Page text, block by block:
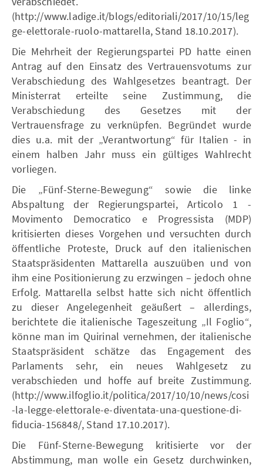
(http://www.ladige.it/blogs/editoriali/2017/10/15/leg
ge-elettorale-ruolo-mattarella, Stand 18.10.2017).
Die Mehrheit der Regierungspartei PD hatte einen
Antrag auf den Einsatz des Vertrauensvotums zur
Verabschiedung des Wahlgesetzes beantragt. Der
Ministerrat erteilte seine Zustimmung, die
Verabschiedung des Gesetzes mit der
Vertrauensfrage zu verknüpfen. Begründet wurde
dies u.a. mit der „Verantwortung“ für Italien - in
einem halben Jahr muss ein gültiges Wahlrecht
vorliegen.
Die „Fünf-Sterne-Bewegung“ sowie die linke
Abspaltung der Regierungspartei, Articolo 1 -
Movimento Democratico e Progressista (MDP)
kritisierten dieses Vorgehen und versuchten durch
öffentliche Proteste, Druck auf den italienischen
Staatspräsidenten Mattarella auszuüben und von
ihm eine Positionierung zu erzwingen – jedoch ohne
Erfolg. Mattarella selbst hatte sich nicht öffentlich
zu dieser Angelegenheit geäußert – allerdings,
berichtete die italienische Tageszeitung „Il Foglio“,
könne man im Quirinal vernehmen, der italienische
Staatspräsident schätze das Engagement des
Parlaments sehr, ein neues Wahlgesetz zu
verabschieden und hoffe auf breite Zustimmung.
(http://www.ilfoglio.it/politica/2017/10/10/news/cosi
-la-legge-elettorale-e-diventata-una-questione-di-
fiducia-156848/, Stand 17.10.2017).
Die Fünf-Sterne-Bewegung kritisierte vor der
Abstimmung, man wolle ein Gesetz durchwinken,